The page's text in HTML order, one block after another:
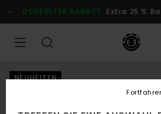
zur
Produktinformation
DOPPELTER RABATT Extra 25 %
NEUHEITEN